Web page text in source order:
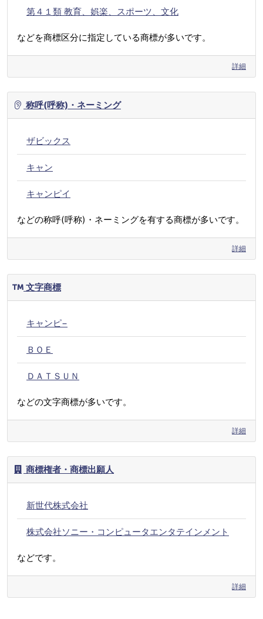
第４１類 教育、娯楽、スポーツ、文化
などを商標区分に指定している商標が多いです。
詳細
称呼(呼称)・ネーミング
ザビックス
キャン
キャンピイ
などの称呼(呼称)・ネーミングを有する商標が多いです。
詳細
文字商標
キャンピ−
ＢＯＥ
ＤＡＴＳＵＮ
などの文字商標が多いです。
詳細
商標権者・商標出願人
新世代株式会社
株式会社ソニー・コンピュータエンタテインメント
などです。
詳細